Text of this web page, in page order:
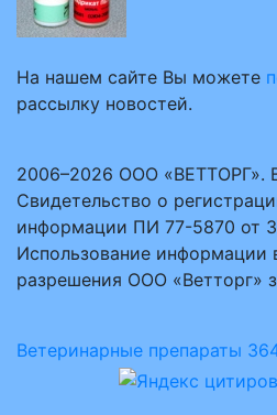
На нашем сайте Вы можете
рассылку новостей.
2006–2026 ООО «ВЕТТОРГ».
Свидетельство о
информации ПИ 77-5870 от
Использование информации
разрешения ООО «Ветторг»
Ветеринарные препараты